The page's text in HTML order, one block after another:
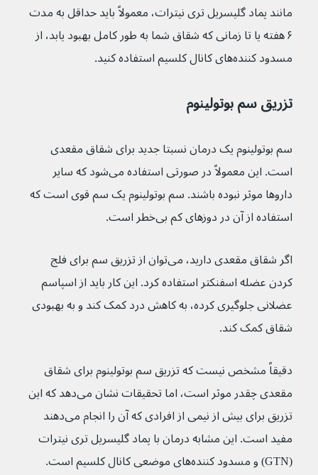
مانند پماد گلیسریل تری نیترات، معمولاً باید حداقل به مدت
۶ هفته یا تا زمانی که شقاق شما به طور کامل بهبود یابد، از
مسدود کننده‌های کانال کلسیم استفاده کنید.
تزریق سم بوتولینوم
سم بوتولینوم یک درمان نسبتا جدید برای شقاق مقعدی
است. این معمولاً در صورتی استفاده می‌شود که سایر
داروها موثر نبوده باشند. سم بوتولینوم یک سم قوی است که
استفاده از آن در دوزهای کم بی‌خطر است.
اگر شقاق مقعدی دارید، می‌توان از تزریق سم برای فلج
کردن عضله اسفنکتر استفاده کرد. این کار باید از اسپاسم
عضلانی جلوگیری کرده، به کاهش درد کمک کند و به بهبودی
شقاق کمک کند.
دقیقاً مشخص نیست که تزریق سم بوتولینوم برای شقاق
مقعدی چقدر موثر است، اما تحقیقات نشان می‌دهد که این
تزریق برای بیش از نیمی از افرادی که آن را انجام می‌دهند
مفید است. این مشابه درمان با پماد گلیسریل تری نیترات
(GTN) و مسدود کننده‌های موضعی کانال کلسیم است.